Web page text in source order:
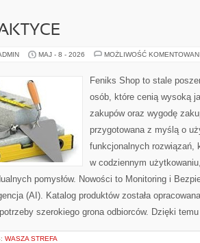
MAJ - 8 - 2026 MOŻLIWOŚĆ
Feniks Shop to stale
osób, które cenią wysoką
zakupów oraz wygodę
przygotowana z myślą o
funkcjonalnych rozwiązań,
w codziennym
pomysłów. Nowości to Monitoring i
(AI). Katalog produktów została
szerokiego grona odbiorców. Dzięki
WASZA STREFA